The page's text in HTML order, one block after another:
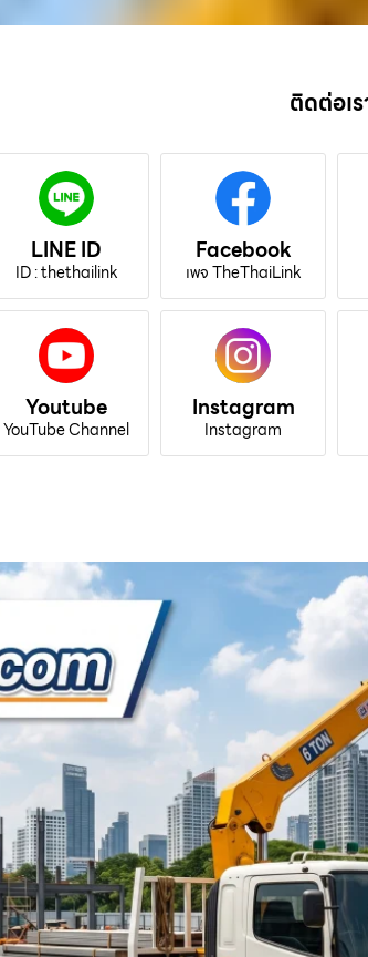
ติดต่อเร
LINE ID
ID : thethailink
Facebook
เพจ TheThaiLink
Youtube
YouTube Channel
Instagram
Instagram